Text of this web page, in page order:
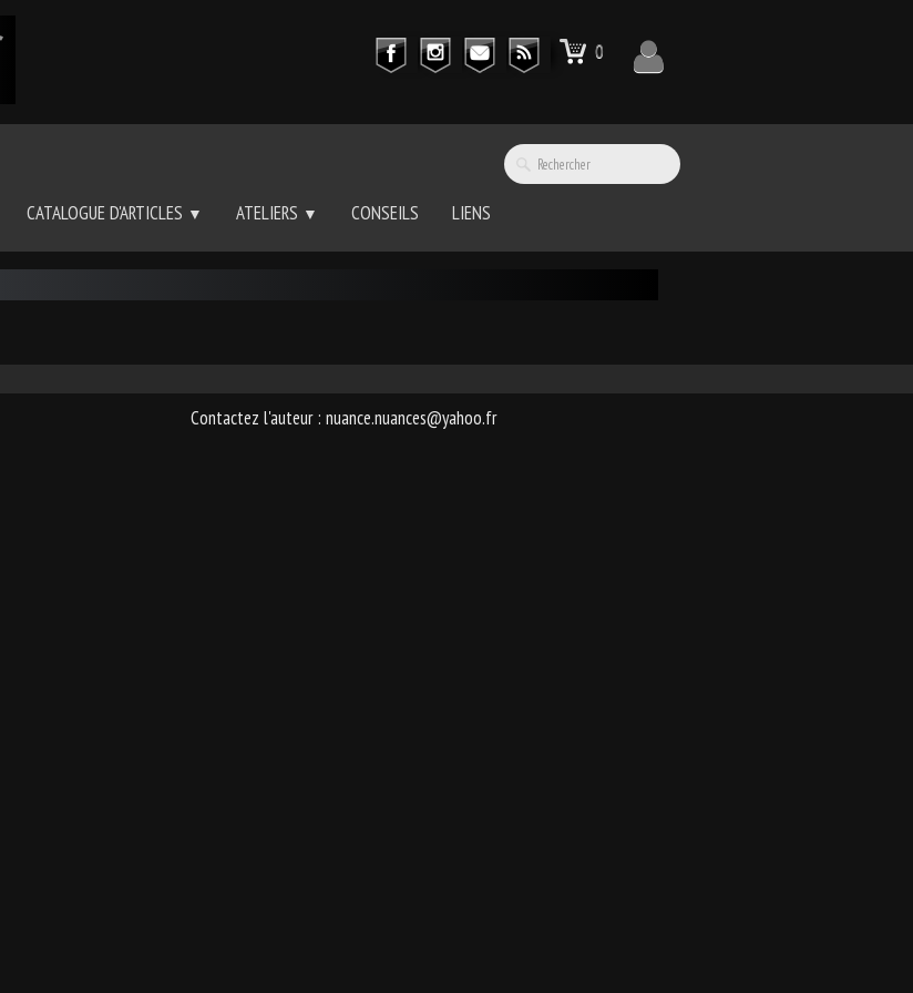
0
CATALOGUE D'ARTICLES ▼ ATELIERS ▼ CONSEILS LIENS
Contactez l'auteur : nuance.nuances@yahoo.fr